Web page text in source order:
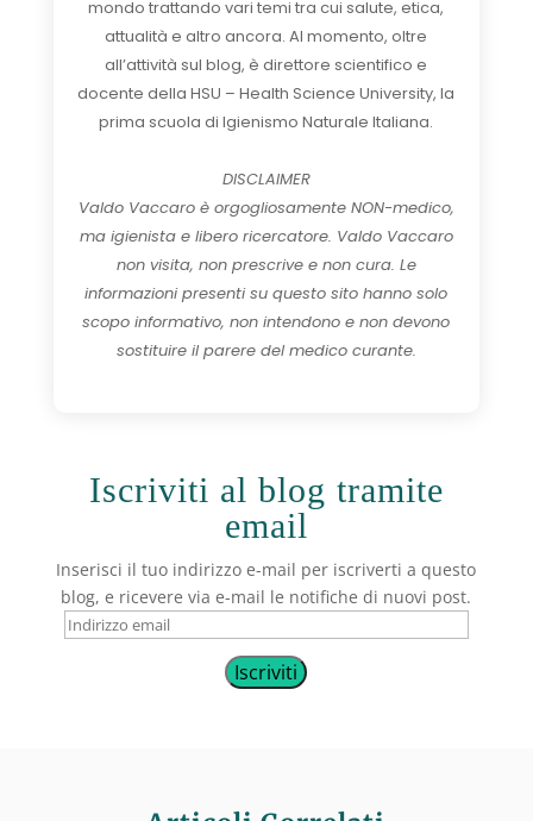
mondo trattando vari temi tra cui salute, etica,
attualità e altro ancora. Al momento, oltre
all’attività sul blog, è direttore scientifico e
docente della HSU – Health Science University, la
prima scuola di Igienismo Naturale Italiana.
DISCLAIMER
Valdo Vaccaro è orgogliosamente NON-medico,
ma igienista e libero ricercatore. Valdo Vaccaro
non visita, non prescrive e non cura. Le
informazioni presenti su questo sito hanno solo
scopo informativo, non intendono e non devono
sostituire il parere del medico curante.
Iscriviti al blog tramite
email
Inserisci il tuo indirizzo e-mail per iscriverti a questo
blog, e ricevere via e-mail le notifiche di nuovi post.
Indirizzo
Iscriviti